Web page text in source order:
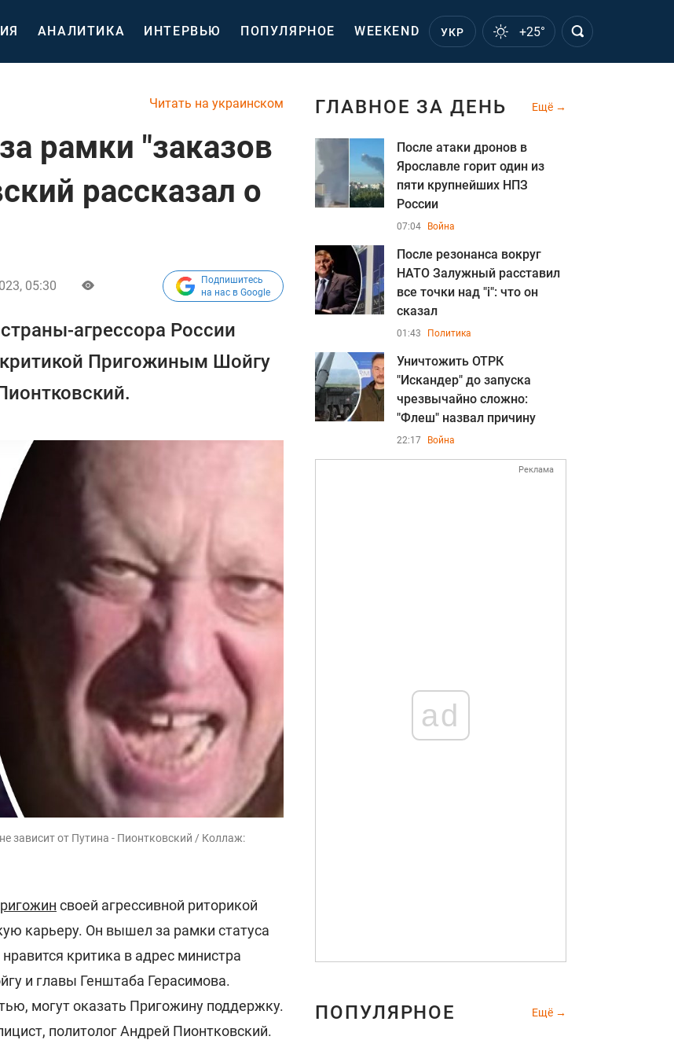
АНАЛИТИКА ИНТЕРВЬЮ ПОПУЛЯРНОЕ WEEKEND УКР +25°
Читать на украинском
рамки "заказов
рассказал о
05:30
Подпишитесь
на нас в Google
агрессора России
Пригожиным Шойгу
зависит от Путина - Пионтковский / Коллаж:
своей агрессивной риторикой
карьеру. Он вышел за рамки статуса
критика в адрес министра
и главы Генштаба Герасимова.
могут оказать Пригожину поддержку.
политолог Андрей Пионтковский.
ГЛАВНОЕ ЗА ДЕНЬ Ещё
После атаки дронов в
Ярославле горит один из
пяти крупнейших НПЗ
России
07:04 Война
После резонанса вокруг
НАТО Залужный расставил
все точки над "i": что он
сказал
01:43 Политика
Уничтожить ОТРК
"Искандер" до запуска
чрезвычайно сложно:
"Флеш" назвал причину
22:17 Война
Реклама
ad
ПОПУЛЯРНОЕ Ещё